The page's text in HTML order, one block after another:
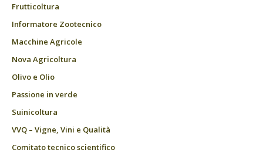
Frutticoltura
Informatore Zootecnico
Macchine Agricole
Nova Agricoltura
Olivo e Olio
Passione in verde
Suinicoltura
VVQ – Vigne, Vini e Qualità
Comitato tecnico scientifico